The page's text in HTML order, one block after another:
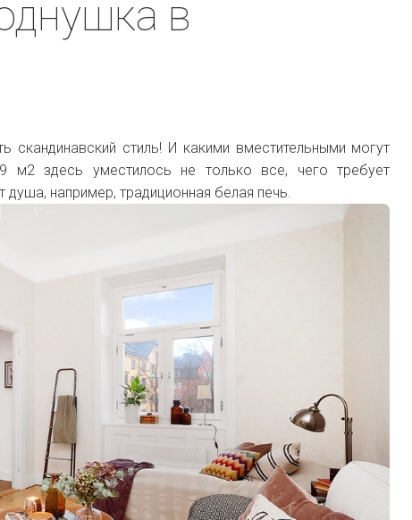
в
стиль! И какими вместительными могут
м2 здесь уместилось не только все, чего требует
например, традиционная белая печь.